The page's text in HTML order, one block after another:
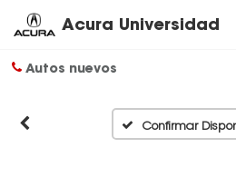
Acura Universidad
Autos nuevos
Confirmar
Por favor,